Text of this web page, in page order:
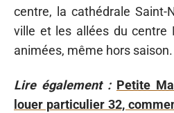
centre, la cathédrale Saint-
ville et les allées du centre
animées, même hors saison.
Lire également : Petite
louer particulier 32,